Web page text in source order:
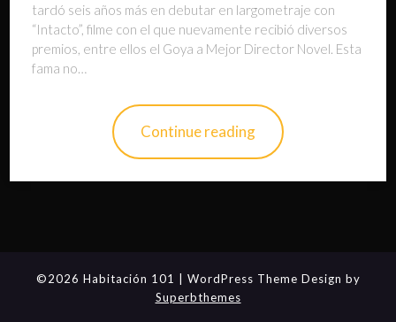
tardó seis años más en debutar en largometraje con
“Intacto”, filme con el que nuevamente recibió diversos
premios, entre ellos el Goya a Mejor Director Novel. Esta
fama no…
Continue reading
©2026 Habitación 101
| WordPress Theme Design by
Superbthemes